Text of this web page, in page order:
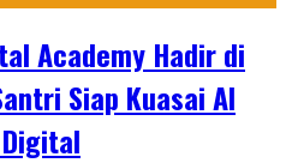
Academy Hadir di
Siap Kuasai AI